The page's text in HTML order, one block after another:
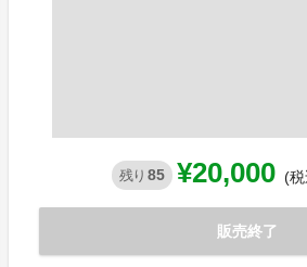
残り 85 ¥20,000 (
販売終了